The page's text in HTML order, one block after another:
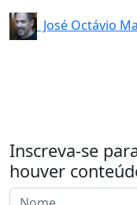
José Octávio
Inscreva-se
houver